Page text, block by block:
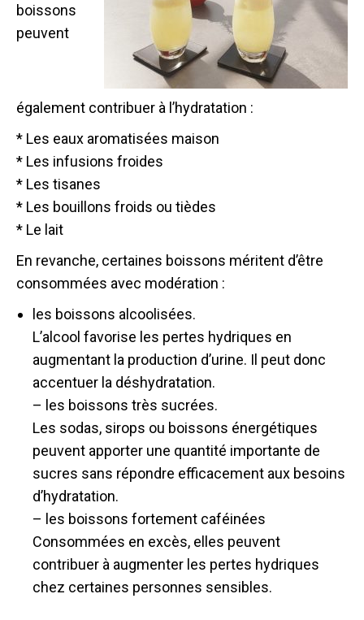
boissons
peuvent
également contribuer à l’hydratation :
* Les eaux aromatisées maison
* Les infusions froides
* Les tisanes
* Les bouillons froids ou tièdes
* Le lait
En revanche, certaines boissons méritent d’être
consommées avec modération :
les boissons alcoolisées.
L’alcool favorise les pertes hydriques en
augmentant la production d’urine. Il peut donc
accentuer la déshydratation.
– les boissons très sucrées.
Les sodas, sirops ou boissons énergétiques
peuvent apporter une quantité importante de
sucres sans répondre efficacement aux besoins
d’hydratation.
– les boissons fortement caféinées
Consommées en excès, elles peuvent
contribuer à augmenter les pertes hydriques
chez certaines personnes sensibles.